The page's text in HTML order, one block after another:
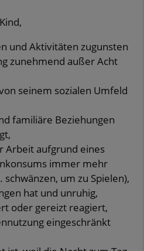
und Aktivitäten zugunsten
zunehmend außer Acht
seinem sozialen Umfeld
familiäre Beziehungen
Arbeit aufgrund eines
immer mehr
um zu Spielen),
hat und unruhig,
oder gereizt reagiert,
eingeschränkt